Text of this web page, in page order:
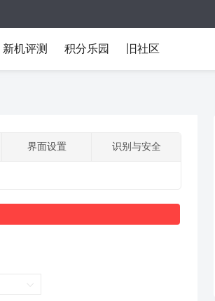
新机评测 积分乐园 旧社区
界面设置 识别与安全